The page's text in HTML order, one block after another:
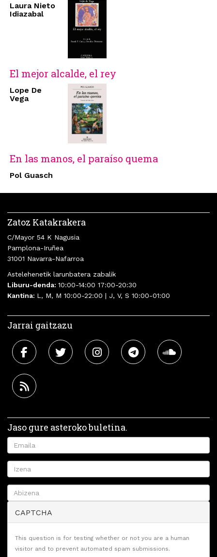
Laura Nieto
Idiazabal
El mejor alcalde, el rey
Lope De
Vega
En las manos, el paraíso quema
Pol Guasch
Zatoz Katakrakera
C/Mayor 54 K Nagusia
Pamplona-Iruñea
31001 Navarra-Nafarroa
Astelehenetik larunbatera zabalik
Liburu-denda: 10:00-14:00 17:00-20:30
Kantina: L, M, M 10:00-22:00 | J, V, S 10:00-01:00
Jarrai gaitzazu
Jaso gure asteroko buletina.
CAPTCHA
This question is for testing whether or not you are a human
visitor and to prevent automated spam submissions.